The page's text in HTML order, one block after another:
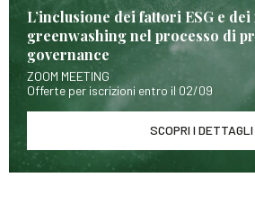
L’inclusione dei fattori ESG e
greenwashing nel processo di
governance
ZOOM MEETING
Offerte per iscrizioni entro il 02/09
SCOPRI I DETTAGLI